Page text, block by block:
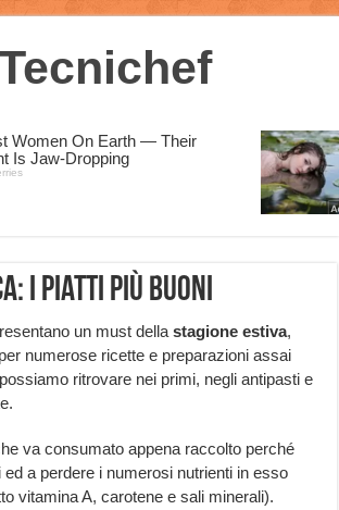
i piatti più buoni
un must dellastagione estiva,
numerose ricette e preparazioni assai
ritrovare nei primi, negli antipasti e
va consumato appena raccolto perché
a perdere i numerosi nutrienti in esso
vitamina A, carotene e sali minerali).